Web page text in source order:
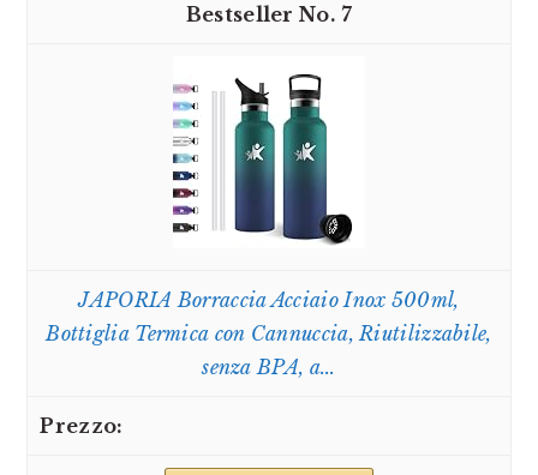
7
JAPORIA Borraccia Acciaio Inox 500ml,
Bottiglia Termica con Cannuccia, Riutilizzabile,
senza BPA, a...